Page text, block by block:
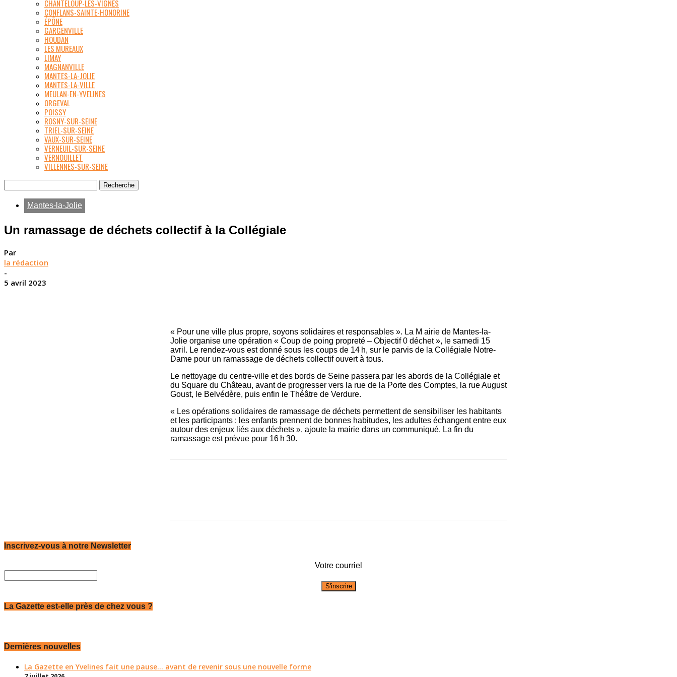
CHANTELOUP-LES-VIGNES
CONFLANS-SAINTE-HONORINE
ÉPÔNE
GARGENVILLE
HOUDAN
LES MUREAUX
LIMAY
MAGNANVILLE
MANTES-LA-JOLIE
MANTES-LA-VILLE
MEULAN-EN-YVELINES
ORGEVAL
POISSY
ROSNY-SUR-SEINE
TRIEL-SUR-SEINE
VAUX-SUR-SEINE
VERNEUIL-SUR-SEINE
VERNOUILLET
VILLENNES-SUR-SEINE
Mantes-la-Jolie
Un ramassage de déchets collectif à la Collégiale
Par
la rédaction
-
5 avril 2023
« Pour une ville plus propre, soyons solidaires et responsables ». La M airie de Mantes-la-
Jolie organise une opération « Coup de poing propreté – Objectif 0 déchet », le samedi 15
avril. Le rendez-vous est donné sous les coups de 14 h, sur le parvis de la Collégiale Notre-
Dame pour un ramassage de déchets collectif ouvert à tous.
Le nettoyage du centre-ville et des bords de Seine passera par les abords de la Collégiale et
du Square du Château, avant de progresser vers la rue de la Porte des Comptes, la rue August
Goust, le Belvédère, puis enfin le Théâtre de Verdure.
« Les opérations solidaires de ramassage de déchets permettent de sensibiliser les habitants
et les participants : les enfants prennent de bonnes habitudes, les adultes échangent entre eux
autour des enjeux liés aux déchets », ajoute la mairie dans un communiqué. La fin du
ramassage est ­prévue pour 16 h 30.
Inscrivez-vous à notre Newsletter
Votre courriel
La Gazette est-elle près de chez vous ?
Dernières nouvelles
La Gazette en Yvelines fait une pause... avant de revenir sous une nouvelle forme